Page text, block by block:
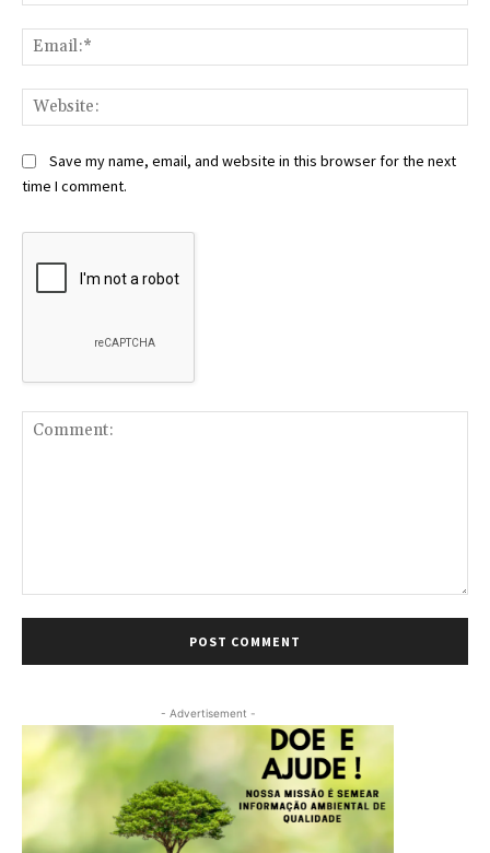
Save my name, email, and website in this browser for the next
time I comment.
- Advertisement -